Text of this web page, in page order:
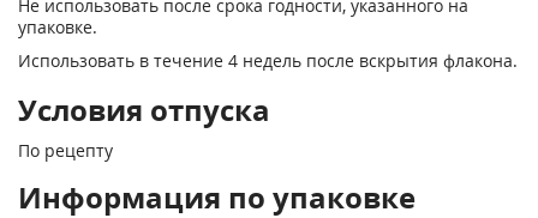
Не использовать после срока годности, указанного на
упаковке.
Использовать в течение 4 недель после вскрытия флакона.
Условия отпуска
По рецепту
Информация по упаковке